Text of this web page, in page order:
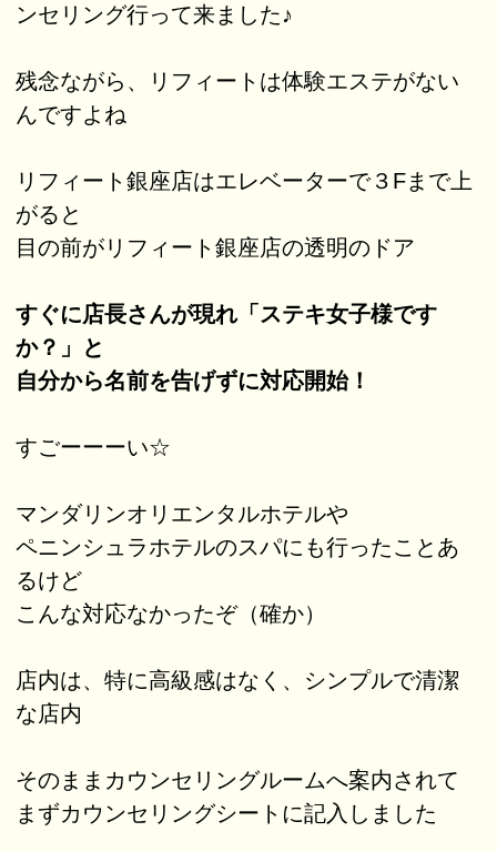
ンセリング行って来ました♪
残念ながら、リフィートは体験エステがない
んですよね
リフィート銀座店はエレベーターで３Fまで上
がると
目の前がリフィート銀座店の透明のドア
すぐに店長さんが現れ「ステキ女子様です
か？」と
自分から名前を告げずに対応開始！
すごーーーい☆
マンダリンオリエンタルホテルや
ペニンシュラホテルのスパにも行ったことあ
るけど
こんな対応なかったぞ（確か）
店内は、特に高級感はなく、シンプルで清潔
な店内
そのままカウンセリングルームへ案内されて
まずカウンセリングシートに記入しました